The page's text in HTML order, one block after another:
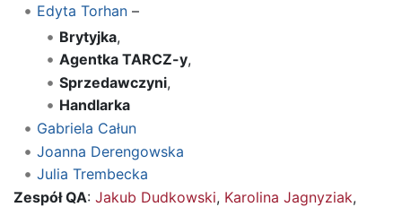
Edyta Torhan–
Brytyjka,
Agentka TARCZ-y,
Sprzedawczyni,
Handlarka
Gabriela Całun
Joanna Derengowska
Julia Trembecka
Zespół QA: Jakub Dudkowski, Karolina Jagnyziak,